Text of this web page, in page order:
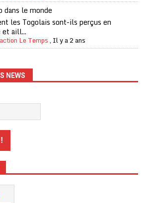
dans le monde
les Togolais sont-ils perçus en
aill...
Le Temps, Il y a 2 ans
NEWS